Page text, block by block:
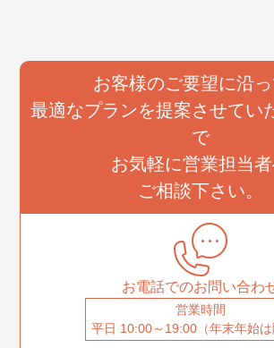
お客様のご要望に沿っ
最適なプランを提案させてい
で
お気軽に営業担当
ご相談下さい。
お電話でのお問い合わ
営業時間
平日 10:00～19:00（年末年始は